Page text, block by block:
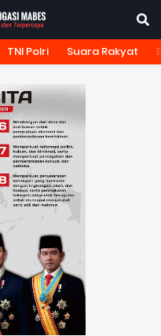
TNI Polri Suara Rakyat